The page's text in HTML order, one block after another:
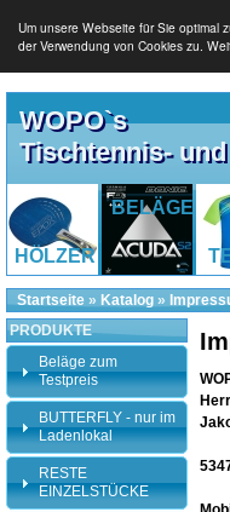
Um unsere Webseite für Sie optimal
der Verwendung von Cookies zu.
WOPO`s
Tischtennis-
HÖLZER
BELÄGE
Startseite » Katalog »
PRODUKTE
Beläge zum
Testpreis
BUTTERFLY - nur im
Ladenlokal
RESTE
EINZELSTÜCKE